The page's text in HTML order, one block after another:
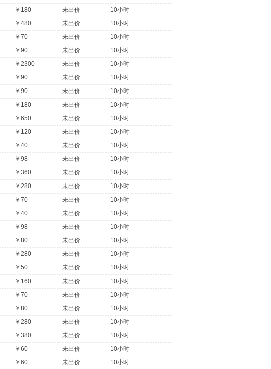
￥180 未出价
10小时
￥480 未出价
10小时
￥70 未出价
10小时
￥90 未出价
10小时
￥2300 未出价
10小时
￥90 未出价
10小时
￥90 未出价
10小时
￥180 未出价
10小时
￥650 未出价
10小时
￥120 未出价
10小时
￥40 未出价
10小时
￥98 未出价
10小时
￥360 未出价
10小时
￥280 未出价
10小时
￥70 未出价
10小时
￥40 未出价
10小时
￥98 未出价
10小时
￥80 未出价
10小时
￥280 未出价
10小时
￥50 未出价
10小时
￥160 未出价
10小时
￥70 未出价
10小时
￥80 未出价
10小时
￥280 未出价
10小时
￥380 未出价
10小时
￥60 未出价
10小时
￥60 未出价
10小时